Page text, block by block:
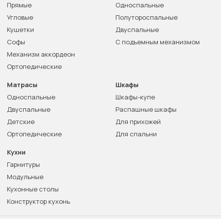
Прямые
Угловые
Кушетки
Софы
Механизм аккордеон
Ортопедические
Односпальные
Полутороспальные
Двуспальные
С подъемным механизмом
Матрасы
Односпальные
Двуспальные
Детские
Ортопедические
Шкафы
Шкафы-купе
Распашные шкафы
Для прихожей
Для спальни
Кухни
Гарнитуры
Модульные
Кухонные столы
Конструктор кухонь